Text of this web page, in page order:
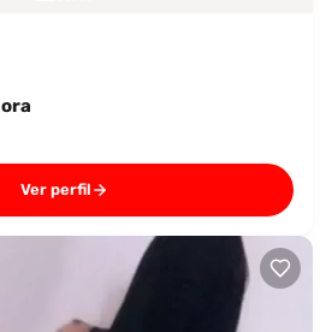
Ver perfil